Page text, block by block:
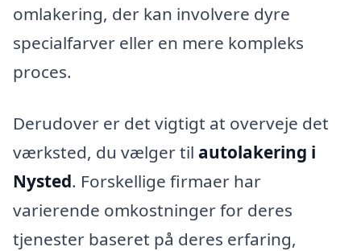
omlakering, der kan involvere dyre
specialfarver eller en mere kompleks
proces.
Derudover er det vigtigt at overveje det
værksted, du vælger til autolakering i
Nysted. Forskellige firmaer har
varierende omkostninger for deres
tjenester baseret på deres erfaring,